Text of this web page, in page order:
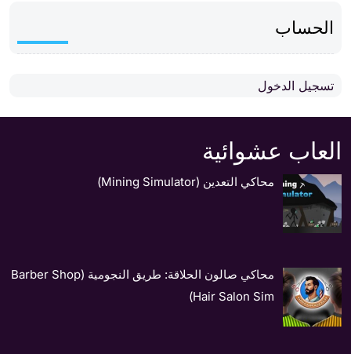
الحساب
تسجيل الدخول
العاب عشوائية
محاكي التعدين (Mining Simulator)
محاكي صالون الحلاقة: طريق النجومية (Barber Shop
Hair Salon Sim)